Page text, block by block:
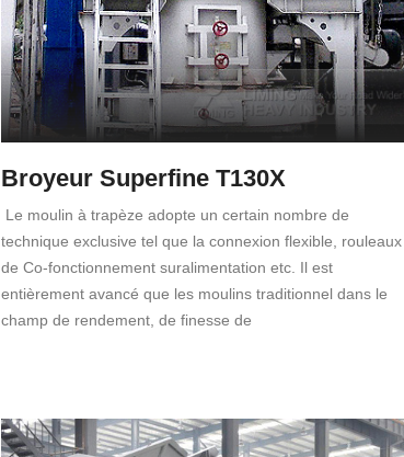
Broyeur Superfine T130X
Le moulin à trapèze adopte un certain nombre de
technique exclusive tel que la connexion flexible, rouleaux
de Co-fonctionnement suralimentation etc. Il est
entièrement avancé que les moulins traditionnel dans le
champ de rendement, de finesse de